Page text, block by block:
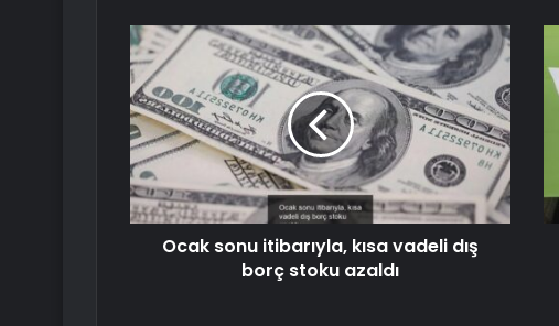
Ocak sonu itibarıyla, kısa vadeli dış
borç stoku azaldı